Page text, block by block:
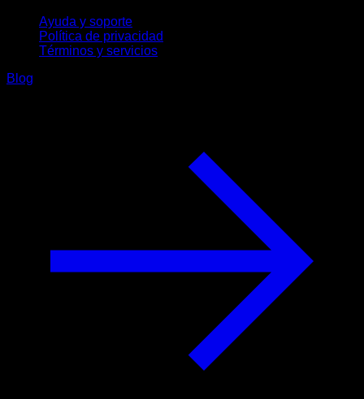
Ayuda y soporte
Política de privacidad
Términos y servicios
Blog